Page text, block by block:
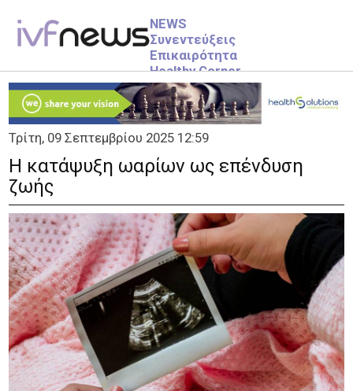
NEWS
Συνεντεύξεις
Επικαιρότητα
Healthy Corner
Videos
ΥΠΟΓΟΝΙΜΟΤΗΤΑ
Info
Ανδρική
ΕΞΩΣΩΜΑΤΙΚΗ
Info
Στάδια
More
Αρχική
ΕΓΚΥΜΟΣΥΝΗ
1ο Τρίμηνο
2ο Τρίμηνο
3ο Τρίμηνο
Χρήσιμα
Τρίτη, 09 Σεπτεμβρίου 2025 12:59
Η κατάψυξη ωαρίων ως επένδυση
ζωής